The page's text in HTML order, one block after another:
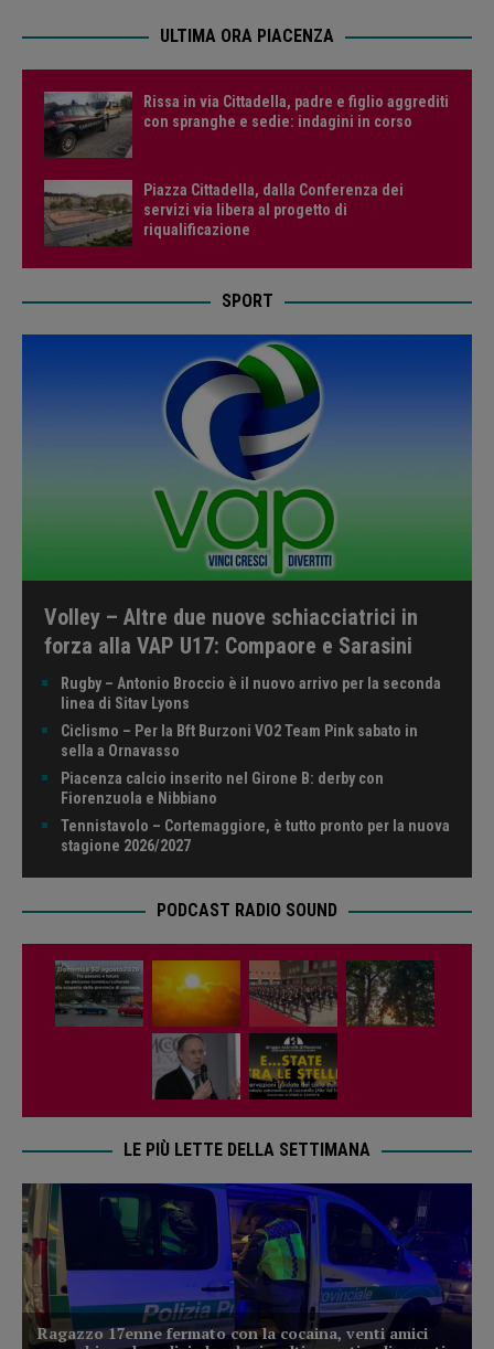
ULTIMA ORA PIACENZA
Rissa in via Cittadella, padre e figlio aggrediti
con spranghe e sedie: indagini in corso
Piazza Cittadella, dalla Conferenza dei
servizi via libera al progetto di
riqualificazione
SPORT
Volley – Altre due nuove schiacciatrici in
forza alla VAP U17: Compaore e Sarasini
Rugby – Antonio Broccio è il nuovo arrivo per la seconda
linea di Sitav Lyons
Ciclismo – Per la Bft Burzoni VO2 Team Pink sabato in
sella a Ornavasso
Piacenza calcio inserito nel Girone B: derby con
Fiorenzuola e Nibbiano
Tennistavolo – Cortemaggiore, è tutto pronto per la nuova
stagione 2026/2027
PODCAST RADIO SOUND
LE PIÙ LETTE DELLA SETTIMANA